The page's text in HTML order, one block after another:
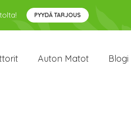
PYYDÄ TARJOUS
Auton Matot Blogi